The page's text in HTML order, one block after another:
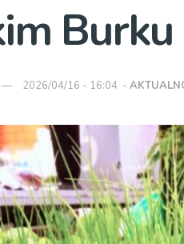
Burku
2026/04/16 - 16:04 -